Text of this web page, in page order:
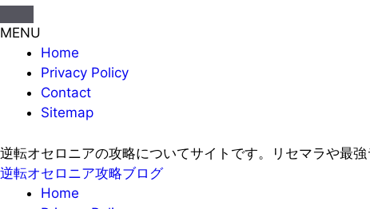
MENU
Home
Privacy Policy
Contact
Sitemap
逆転オセロニアの攻略についてサイトです。リセマラや最
逆転オセロニア攻略ブログ
Home